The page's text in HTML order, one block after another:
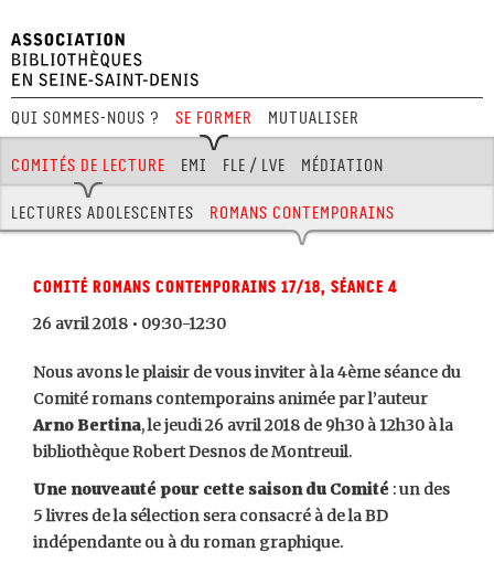
Qui sommes-nous ? Se former
Comités de lecture
Lectures adolescentes Romans contemporains
EMI FLE / LVE Médiation
Aménagement Jeux BD Journées pro
Mutualiser
Festival Hors Limites
Comité romans contemporains 17/18, séance 4
26 avril 2018 • 09:30-12:30
Nous avons le plaisir de vous inviter à la 4ème séance du
Comité romans contemporains animée par l’auteur
Arno Bertina, le jeudi 26 avril 2018 de 9h30 à 12h30 à la
bibliothèque Robert Desnos de Montreuil.
Une nouveauté pour cette saison du Comité : un des
5 livres de la sélection sera consacré à de la BD
indépendante ou à du roman graphique.